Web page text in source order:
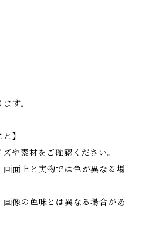
す。
】
や素材をご確認ください。
画面上と実物では色が異なる場
画像の色味とは異なる場合があ